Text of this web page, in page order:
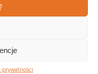
prywatności
internetowe Szczecin